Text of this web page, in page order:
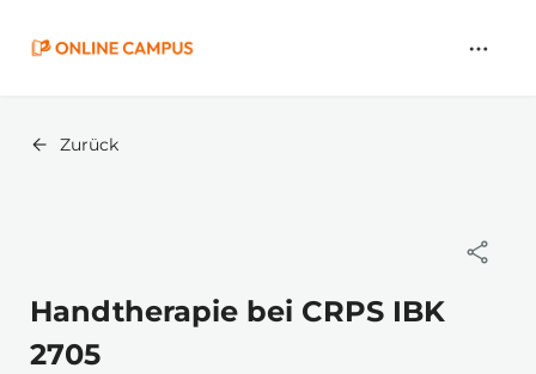
Zurück
Handtherapie bei CRPS IBK
2705